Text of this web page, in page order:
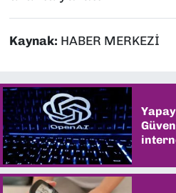
Kaynak: HABER MERKEZİ